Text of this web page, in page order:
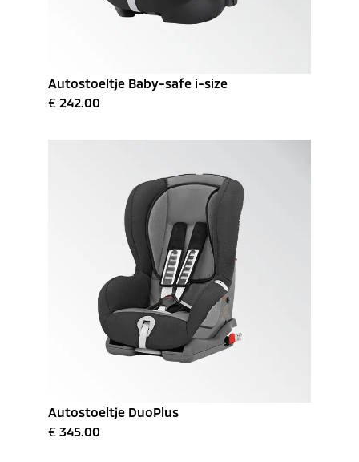
Autostoeltje Baby-safe i-size
€ 242.00
Autostoeltje DuoPlus
€ 345.00